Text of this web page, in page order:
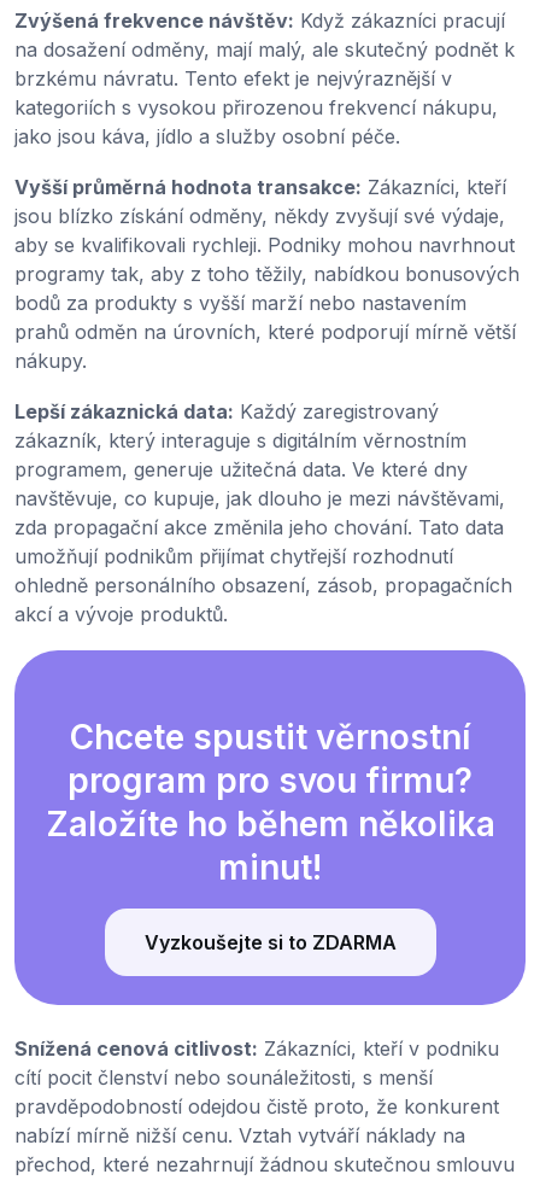
Zvýšená frekvence návštěv: Když zákazníci pracují
na dosažení odměny, mají malý, ale skutečný podnět k
brzkému návratu. Tento efekt je nejvýraznější v
kategoriích s vysokou přirozenou frekvencí nákupu,
jako jsou káva, jídlo a služby osobní péče.
Vyšší průměrná hodnota transakce: Zákazníci, kteří
jsou blízko získání odměny, někdy zvyšují své výdaje,
aby se kvalifikovali rychleji. Podniky mohou navrhnout
programy tak, aby z toho těžily, nabídkou bonusových
bodů za produkty s vyšší marží nebo nastavením
prahů odměn na úrovních, které podporují mírně větší
nákupy.
Lepší zákaznická data: Každý zaregistrovaný
zákazník, který interaguje s digitálním věrnostním
programem, generuje užitečná data. Ve které dny
navštěvuje, co kupuje, jak dlouho je mezi návštěvami,
zda propagační akce změnila jeho chování. Tato data
umožňují podnikům přijímat chytřejší rozhodnutí
ohledně personálního obsazení, zásob, propagačních
akcí a vývoje produktů.
Chcete spustit věrnostní
program pro svou firmu?
Založíte ho během několika
minut!
Vyzkoušejte si to ZDARMA
Snížená cenová citlivost: Zákazníci, kteří v podniku
cítí pocit členství nebo sounáležitosti, s menší
pravděpodobností odejdou čistě proto, že konkurent
nabízí mírně nižší cenu. Vztah vytváří náklady na
přechod, které nezahrnují žádnou skutečnou smlouvu